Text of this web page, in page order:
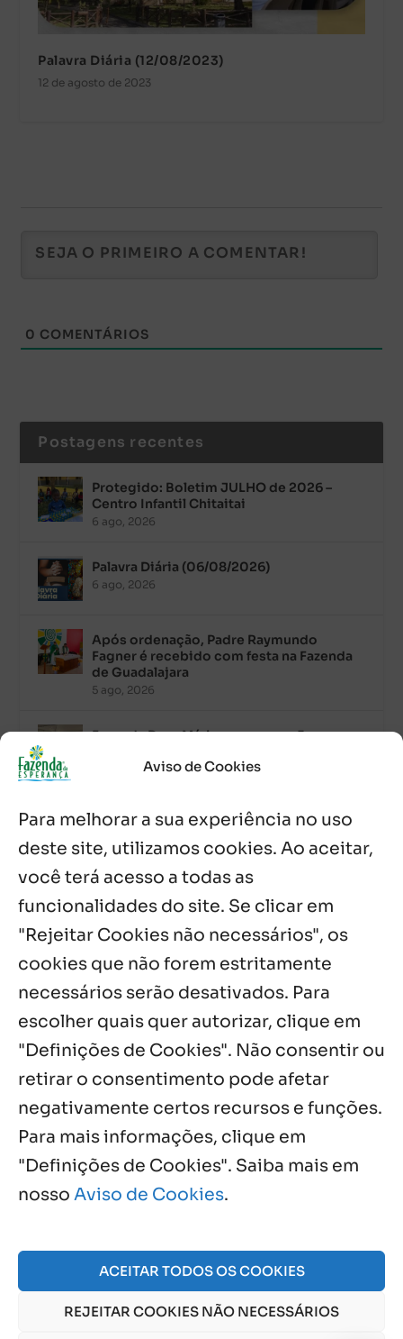
Aviso de Cookies
Para melhorar a sua experiência no uso
deste site, utilizamos cookies. Ao aceitar,
você terá acesso a todas as
funcionalidades do site. Se clicar em
"Rejeitar Cookies não necessários", os
cookies que não forem estritamente
necessários serão desativados. Para
escolher quais quer autorizar, clique em
"Definições de Cookies". Não consentir ou
retirar o consentimento pode afetar
negativamente certos recursos e funções.
Para mais informações, clique em
"Definições de Cookies". Saiba mais em
nosso Aviso de Cookies.
ACEITAR TODOS OS COOKIES
REJEITAR COOKIES NÃO NECESSÁRIOS
Palavra Diária (12/08/2023)
12 de agosto de 2023
0 COMENTÁRIOS
Postagens recentes
Protegido: Boletim JULHO de 2026 –
Centro Infantil Chitaitai
6 ago, 2026
Palavra Diária (06/08/2026)
6 ago, 2026
Após ordenação, Padre Raymundo
Fagner é recebido com festa na Fazenda
de Guadalajara
5 ago, 2026
Fazenda Dom Mário comemora 5 anos
Cristóvão
Palavra Diária (05/08/2026)
5 ago, 2026
Palavra Diária (04/08/2026)
Notícias por Categoria
Agosto, 2026